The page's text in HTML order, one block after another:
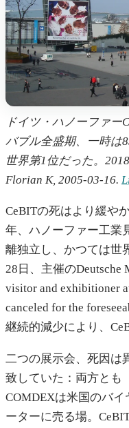
ドイツ・ハノーファー
バブル全盛期、一時は
世界第1位だった。
Florian K, 2005-03-16.
CeBITの死はより緩や
年、ハノーファー工業
離独立し、かつては世
28日、主催のDeutsche
visitor and exhibitioner
canceled for the
継続的減少により、
二つの展示会、死因は
致していた：両方とも
COMDEXは米国のバ
ーターに売る場。